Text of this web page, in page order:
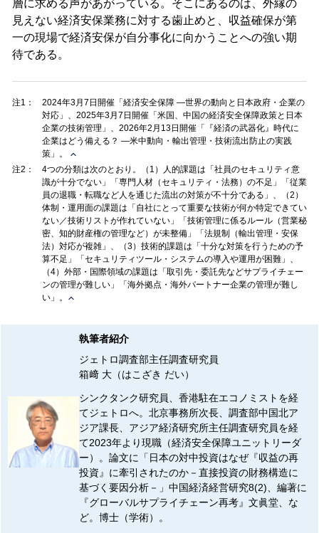
層に求める声があがっている。そこにあるのは、外縁の
見えない経済安保業務に対する歯止めと、収益確保が第
一の現場で経済安保が自分事化に向かうことへの強い期
待である。
注1：
2024年3月7日開催「経済安全保障 ―世界の動向と日本政府・企業の
対応」、2025年3月7日開催「米国、中国の経済安全保障政策と日本
企業の技術管理」、2026年2月13日開催「『経済の武器化』時代に
企業はどう備える？ ―米中動向・輸出管理・技術流出防止の実践
策」。
注2：
4つの分類は次のとおり。（1）人的課題は「社員のセキュリティ意
識が十分でない」「専門人材（セキュリティ・法務）の不足」「従業
員の退職・転職など人を通じた流出の対策が不十分である」、（2）
体制・運用面の課題は「自社にとって重要な技術が何か特定できてい
ない／技術リストが作れていない」「技術管理に係るルール（営業秘
密、知的財産権の管理など）が未整備」「法規制（輸出管理・安保
法）対応が複雑」、（3）技術的課題は「十分な対策を行うための予
算不足」「セキュリティツール・システムの導入や運用が困難」、
（4）外部・国際領域の課題は「取引先・委託先などサプライチェー
ンの管理が難しい」「海外拠点・海外パートナー企業の管理が難し
い」。
執筆者紹介
ジェトロ調査部主任調査研究員
箱﨑 大（はこざき だい）
シンクタンク研究員、香港駐在エコノミストを経
てジェトロへ。北京事務所次長、調査部中国北ア
ジア課長、アジア経済研究所主任調査研究員を経
て2023年より現職（経済安全保障ユニットリーダ
ー）。論文に「日本の対中投資はなぜ『収益の再
投資』に牽引されたのか－直接投資の財務構造に
基づく要因分析－」中国経済経営研究8(2)、編著に
『グローバルサプライチェーン再考』文眞堂、な
ど。博士（学術）。